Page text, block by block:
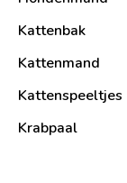
Kattenbak
Kattenmand
Kattenspeeltjes
Krabpaal​